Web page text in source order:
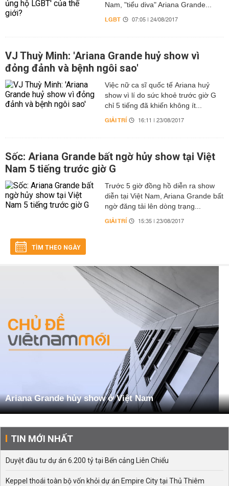
Nam, "tiểu diva" Ariana Grande...
LGBT 07:05 | 24/08/2017
VJ Thuỳ Minh: 'Ariana Grande huỷ show vì
đỏng đảnh và bệnh ngôi sao'
Việc nữ ca sĩ quốc tế Ariana huỷ
show vì lí do sức khoẻ trước giờ G
chỉ 5 tiếng đã khiến không ít...
GIẢI TRÍ 16:11 | 23/08/2017
Sốc: Ariana Grande bất ngờ hủy show tại Việt
Nam 5 tiếng trước giờ G
Trước 5 giờ đồng hồ diễn ra show
diễn tại Việt Nam, Ariana Grande bất
ngờ đăng tải lên dòng trạng...
GIẢI TRÍ 15:35 | 23/08/2017
TÌM THEO NGÀY
Ariana Grande hủy show ở Việt Nam
TIN MỚI NHẤT
Duyệt đầu tư dự án 6.200 tỷ tại Bến cảng Liên Chiểu
Keppel thoái toàn bộ vốn khỏi dự án Empire City tại Thủ Thiêm